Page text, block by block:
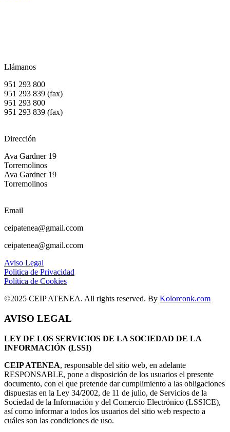
Llámanos
951 293 800
951 293 839 (fax)
951 293 800
951 293 839 (fax)
Dirección
Ava Gardner 19
Torremolinos
Ava Gardner 19
Torremolinos
Email
ceipatenea@gmail.ccom
ceipatenea@gmail.ccom
Aviso Legal
Politica de Privacidad
Política de Cookies
©2025 CEIP ATENEA. All rights reserved. By Kolorconk.com
AVISO LEGAL
LEY DE LOS SERVICIOS DE LA SOCIEDAD DE LA
INFORMACIÓN (LSSI)
CEIP ATENEA, responsable del sitio web, en adelante
RESPONSABLE, pone a disposición de los usuarios el presente
documento, con el que pretende dar cumplimiento a las obligaciones
dispuestas en la Ley 34/2002, de 11 de julio, de Servicios de la
Sociedad de la Información y del Comercio Electrónico (LSSICE),
así como informar a todos los usuarios del sitio web respecto a
cuáles son las condiciones de uso.